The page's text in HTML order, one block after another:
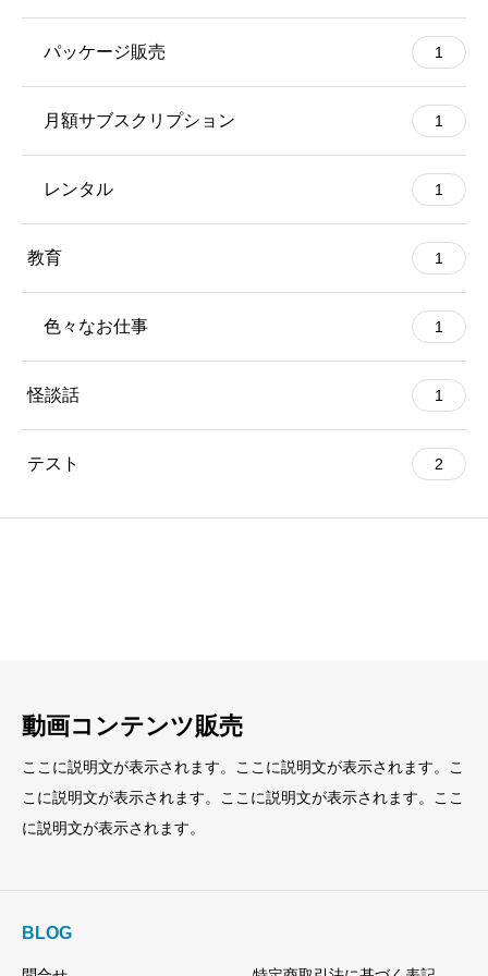
パッケージ販売 1
月額サブスクリプション 1
レンタル 1
教育 1
色々なお仕事 1
怪談話 1
テスト 2
動画コンテンツ販売
ここに説明文が表示されます。ここに説明文が表示されます。こ
こに説明文が表示されます。ここに説明文が表示されます。ここ
に説明文が表示されます。
BLOG